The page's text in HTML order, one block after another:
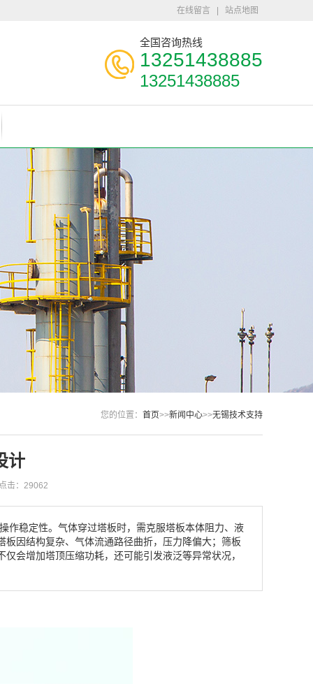
在线留言 站点地图
全国咨询热线
13251438885
13251438885
您的位置： 首页>>新闻中心>>无锡技术支持
计
击：29062
作稳定性。气体穿过塔板时，需克服塔板本体阻力、液
因结构复杂、气体流通路径曲折，压力降偏大；筛板
会增加塔顶压缩功耗，还可能引发液泛等异常状况，